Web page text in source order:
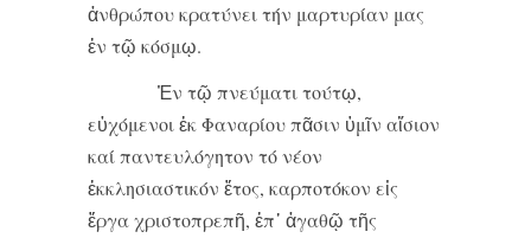
ἀνθρώπου κρατύνει τήν μαρτυρίαν μας
ἐν τῷ κόσμῳ.
Ἐν τῷ πνεύματι τούτῳ,
εὐχόμενοι ἐκ Φαναρίου πᾶσιν ὑμῖν αἴσιον
καί παντευλόγητον τό νέον
ἐκκλησιαστικόν ἔτος, καρποτόκον εἰς
ἔργα χριστοπρεπῆ, ἐπ᾿ ἀγαθῷ τῆς